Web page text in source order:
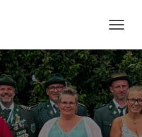
A
V
I
G
A
T